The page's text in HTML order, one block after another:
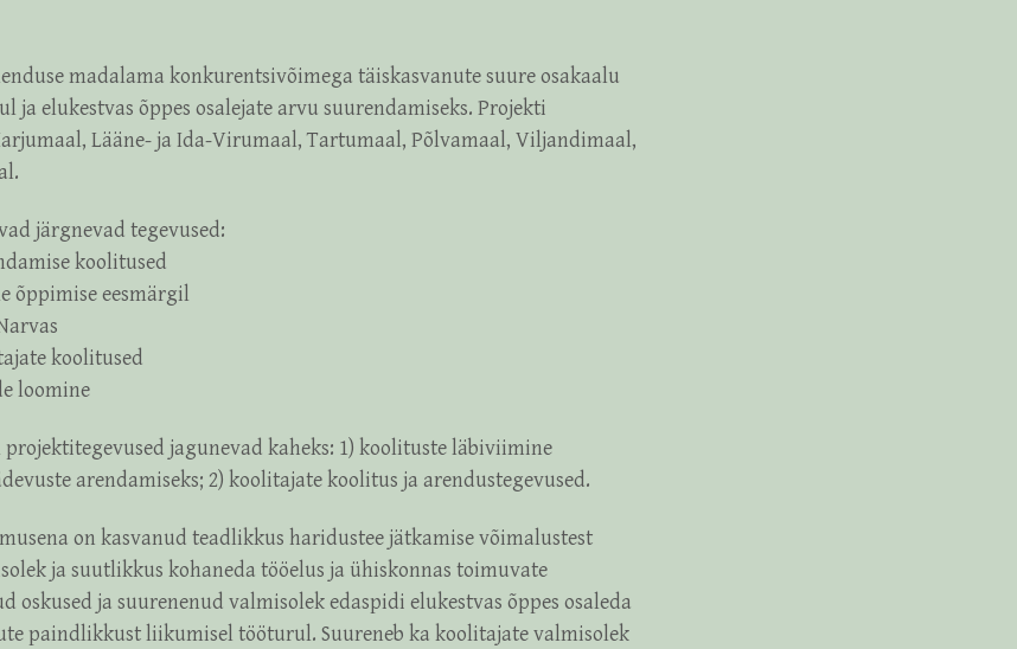
madalama konkurentsivõimega täiskasvanute suure osakaalu
ja elukestvas õppes osalejate arvu suurendamiseks. Projekti
Lääne- ja Ida-Virumaal, Tartumaal, Põlvamaal, Viljandimaal,
järgnevad tegevused:
koolitused
õppimise eesmärgil
koolitused
loomine
jagunevad kaheks: 1) koolituste läbiviimine
arendamiseks; 2) koolitajate koolitus ja arendustegevused.
on kasvanud teadlikkus haridustee jätkamise võimalustest
ja suutlikkus kohaneda tööelus ja ühiskonnas toimuvate
oskused ja suurenenud valmisolek edaspidi elukestvas õppes osaleda
paindlikkust liikumisel tööturul. Suureneb ka koolitajate valmisolek